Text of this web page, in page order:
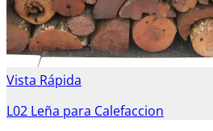
Vista Rápida
L02 Leña para Calefaccion